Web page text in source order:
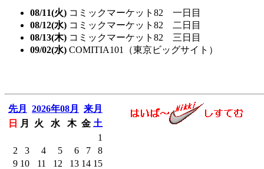
08/11(火) コミックマーケット82 一日目
08/12(水) コミックマーケット82 二日目
08/13(木) コミックマーケット82 三日目
09/02(水) COMITIA101（東京ビッグサイト）
先月 2026年08月
来月
日
月 火 水 木 金 土
1
2
3 4 5 6 7
8
9 10 11 12 13 14 15